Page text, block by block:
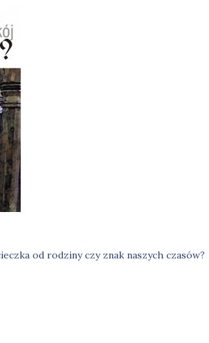
od rodziny czy znak naszych czasów?